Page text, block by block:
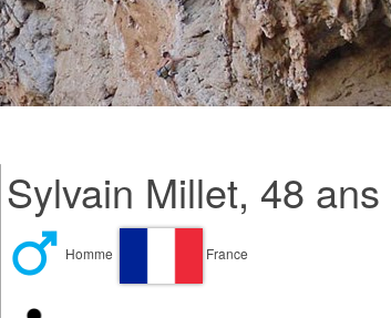
Sylvain Millet, 48 ans
Homme France